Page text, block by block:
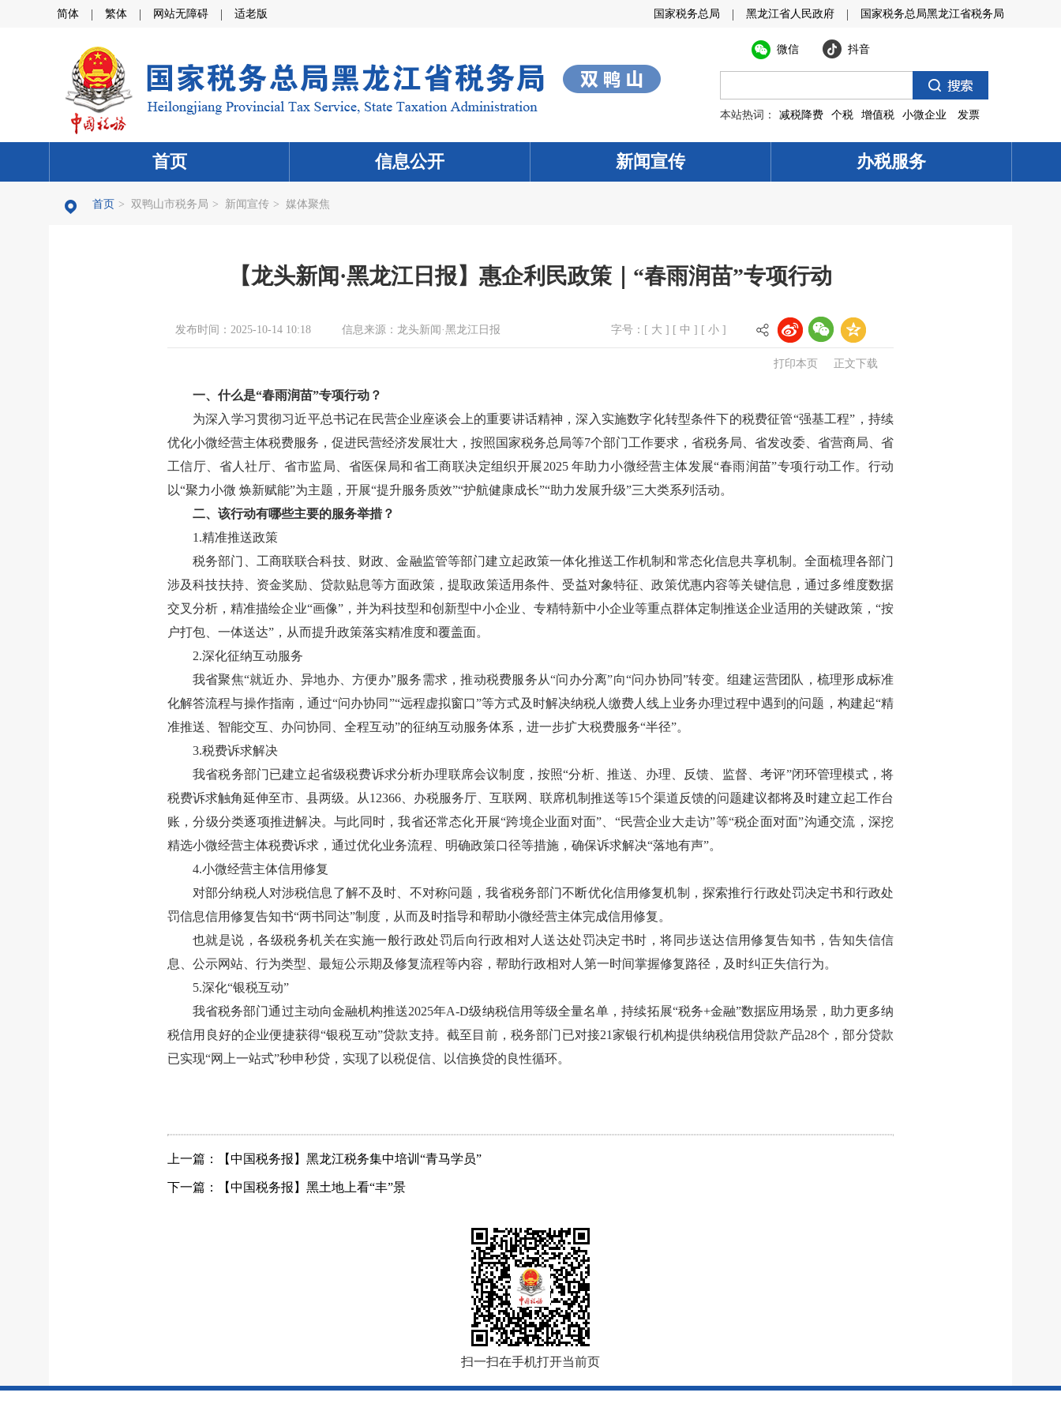
简体 | 繁体 | 网站无障碍 | 适老版 国家税务总局黑龙江省税务局
|
黑龙江省人民政府
|
国家税务总局
微信 抖音
本站热词： 减税降费 个税 增值税 小微企业 发票
首页 信息公开 新闻宣传 办税服务
首页 > 双鸭山市税务局 > 新闻宣传 > 媒体聚焦
【龙头新闻·黑龙江日报】惠企利民政策｜“春雨润苗”专项行动
发布时间：2025-10-14 10:18 信息来源： 龙头新闻·黑龙江日报 字号：[ 大 ] [ 中 ] [ 小 ]
打印本页 正文下载
一、什么是“春雨润苗”专项行动？
为深入学习贯彻习近平总书记在民营企业座谈会上的重要讲话精神，深入实施数字化转型条件下的税费征管“强基工程”，持续
优化小微经营主体税费服务，促进民营经济发展壮大，按照国家税务总局等7个部门工作要求，省税务局、省发改委、省营商局、省
工信厅、省人社厅、省市监局、省医保局和省工商联决定组织开展2025 年助力小微经营主体发展“春雨润苗”专项行动工作。行动
以“聚力小微 焕新赋能”为主题，开展“提升服务质效”“护航健康成长”“助力发展升级”三大类系列活动。
二、该行动有哪些主要的服务举措？
1.精准推送政策
税务部门、工商联联合科技、财政、金融监管等部门建立起政策一体化推送工作机制和常态化信息共享机制。全面梳理各部门
涉及科技扶持、资金奖励、贷款贴息等方面政策，提取政策适用条件、受益对象特征、政策优惠内容等关键信息，通过多维度数据
交叉分析，精准描绘企业“画像”，并为科技型和创新型中小企业、专精特新中小企业等重点群体定制推送企业适用的关键政策，“按
户打包、一体送达”，从而提升政策落实精准度和覆盖面。
2.深化征纳互动服务
我省聚焦“就近办、异地办、方便办”服务需求，推动税费服务从“问办分离”向“问办协同”转变。组建运营团队，梳理形成标准
化解答流程与操作指南，通过“问办协同”“远程虚拟窗口”等方式及时解决纳税人缴费人线上业务办理过程中遇到的问题，构建起“精
准推送、智能交互、办问协同、全程互动”的征纳互动服务体系，进一步扩大税费服务“半径”。
3.税费诉求解决
我省税务部门已建立起省级税费诉求分析办理联席会议制度，按照“分析、推送、办理、反馈、监督、考评”闭环管理模式，将
税费诉求触角延伸至市、县两级。从12366、办税服务厅、互联网、联席机制推送等15个渠道反馈的问题建议都将及时建立起工作台
账，分级分类逐项推进解决。与此同时，我省还常态化开展“跨境企业面对面”、“民营企业大走访”等“税企面对面”沟通交流，深挖
精选小微经营主体税费诉求，通过优化业务流程、明确政策口径等措施，确保诉求解决“落地有声”。
4.小微经营主体信用修复
对部分纳税人对涉税信息了解不及时、不对称问题，我省税务部门不断优化信用修复机制，探索推行行政处罚决定书和行政处
罚信息信用修复告知书“两书同达”制度，从而及时指导和帮助小微经营主体完成信用修复。
也就是说，各级税务机关在实施一般行政处罚后向行政相对人送达处罚决定书时，将同步送达信用修复告知书，告知失信信
息、公示网站、行为类型、最短公示期及修复流程等内容，帮助行政相对人第一时间掌握修复路径，及时纠正失信行为。
5.深化“银税互动”
我省税务部门通过主动向金融机构推送2025年A-D级纳税信用等级全量名单，持续拓展“税务+金融”数据应用场景，助力更多纳
税信用良好的企业便捷获得“银税互动”贷款支持。截至目前，税务部门已对接21家银行机构提供纳税信用贷款产品28个，部分贷款
已实现“网上一站式”秒申秒贷，实现了以税促信、以信换贷的良性循环。
上一篇：【中国税务报】黑龙江税务集中培训“青马学员”
下一篇：【中国税务报】黑土地上看“丰”景
扫一扫在手机打开当前页